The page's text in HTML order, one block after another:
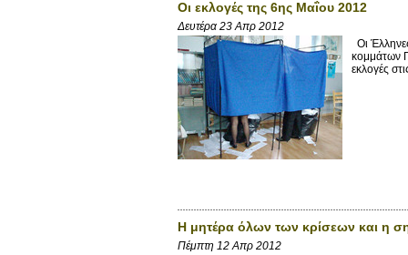
Οι εκλογές της 6ης Μαΐου 2012
Δευτέρα 23 Απρ 2012
Οι
κομμάτων
εκλογές
Η μητέρα όλων των κρίσεων και η
Πέμπτη 12 Απρ 2012